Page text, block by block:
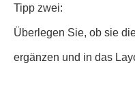
Tipp zwei:
Überlegen Sie, ob sie
ergänzen und in das